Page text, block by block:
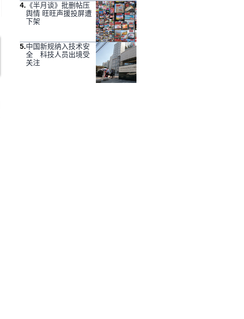
4. 《半月谈》批删帖压
舆情 旺旺声援投屏遭
下架
5.中国新规纳入技术安
全 科技人员出境受
关注